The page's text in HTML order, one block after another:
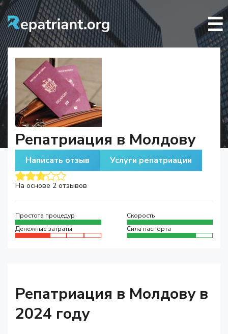
☰
Репатриация в Молдову
Написать отзыв Услуги репатриации
На основе 2 отзывов
Простота процедур
Скорость
Денежные затраты
Сила паспорта
Репатриация в Молдову в
2024 году